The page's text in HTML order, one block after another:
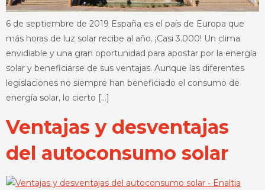
6 de septiembre de 2019 España es el país de Europa que
más horas de luz solar recibe al año. ¡Casi 3.000! Un clima
envidiable y una gran oportunidad para apostar por la energía
solar y beneficiarse de sus ventajas. Aunque las diferentes
legislaciones no siempre han beneficiado el consumo de
energía solar, lo cierto […]
Ventajas y desventajas
del autoconsumo solar